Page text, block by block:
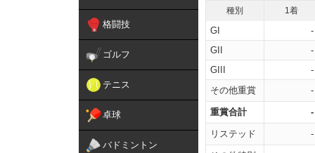
格闘技
ゴルフ
テニス
卓球
バドミントン
種別 1着
GI
-
GII
-
GIII
-
その他重賞
-
重賞合計 -
リステッド -